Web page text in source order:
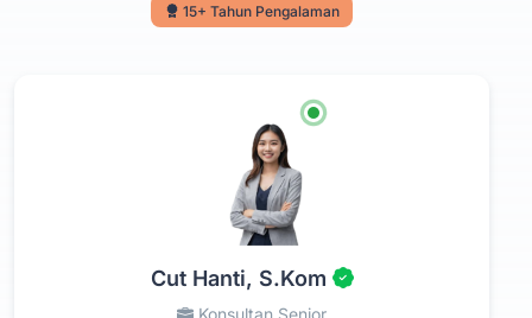
15+ Tahun Pengalaman
Cut Hanti, S.Kom
Konsultan Senior